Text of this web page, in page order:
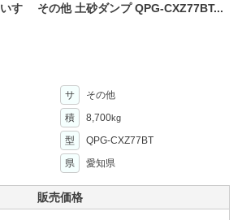
いすゞ その他 土砂ダンプ QPG-CXZ77BT...
サ
その他
積 8,700kg
型
QPG-CXZ77BT
県 愛知県
販売価格